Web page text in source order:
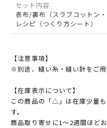
セット内容
表布/裏布（スラブコットン
レシピ（つくり方シート）
【注意事項】
※別途、縫い糸・縫い針をご用
【在庫表示について】
この商品の「△」は在庫少量
す。
商品取り寄せに1～2週間ほど